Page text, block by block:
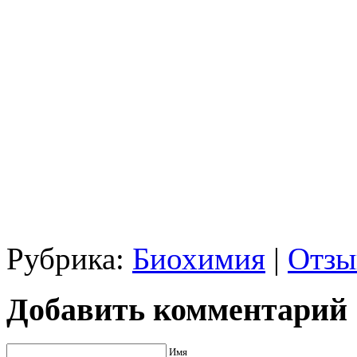
Рубрика: Биохимия |
Добавить комментарий
Имя